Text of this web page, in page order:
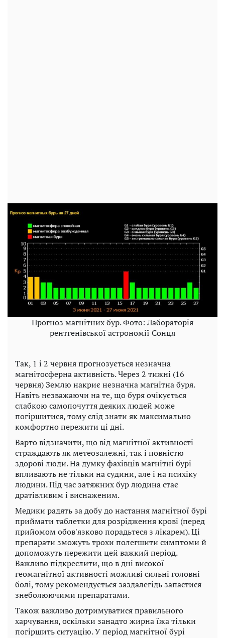
Прогноз магнітних бур. Фото: Лабораторія
рентгенівської астрономії Сонця
Так, 1 і 2 червня прогнозується незначна
магнітосферна активність. Через 2 тижні (16
червня) Землю накриє незначна магнітна буря.
Навіть незважаючи на те, що буря очікується
слабкою самопочуття деяких людей може
погіршитися, тому слід знати як максимально
комфортно пережити ці дні.
Варто відзначити, що від магнітної активності
страждають як метеозалежні, так і повністю
здорові люди. На думку фахівців магнітні бурі
впливають не тільки на судини, але і на психіку
людини. Під час затяжних бур людина стає
дратівливим і виснаженим.
Медики радять за добу до настання магнітної бурі
приймати таблетки для розрідження крові (перед
прийомом обов'язково порадьтеся з лікарем). Ці
препарати зможуть трохи полегшити симптоми й
допоможуть пережити цей важкий період.
Важливо підкреслити, що в дні високої
геомагнітної активності можливі сильні головні
болі, тому рекомендується заздалегідь запастися
знеболюючими препаратами.
Також важливо дотримуватися правильного
харчування, оскільки занадто жирна їжа тільки
погіршить ситуацію. У період магнітної бурі